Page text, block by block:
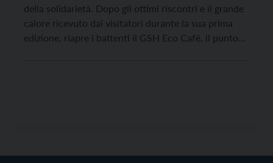
della solidarietà. Dopo gli ottimi riscontri e il grande
calore ricevuto dai visitatori durante la sua prima
edizione, riapre i battenti il GSH Eco Cafè, il punto